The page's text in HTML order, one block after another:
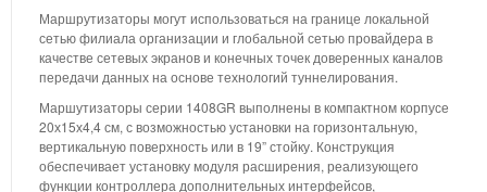
Маршрутизаторы могут использоваться на границе локальной
сетью филиала организации и глобальной сетью провайдера в
качестве сетевых экранов и конечных точек доверенных каналов
передачи данных на основе технологий туннелирования.
Маршутизаторы серии 1408GR выполнены в компактном корпусе
20х15х4,4 см, с возможностью установки на горизонтальную,
вертикальную поверхность или в 19” стойку. Конструкция
обеспечивает установку модуля расширения, реализующего
функции контроллера дополнительных интерфейсов,